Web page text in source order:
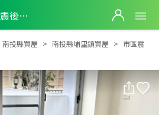
市區震後新透天
市區震後新透天
南投縣買屋 南投縣埔里鎮買屋
市區震